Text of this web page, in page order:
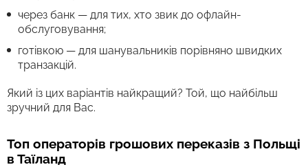
через банк — для тих, хто звик до офлайн-
обслуговування;
готівкою — для шанувальників порівняно швидких
транзакцій.
Який із цих варіантів найкращий? Той, що найбільш
зручний для Вас.
Топ операторів грошових переказів з Польщі
в Таїланд